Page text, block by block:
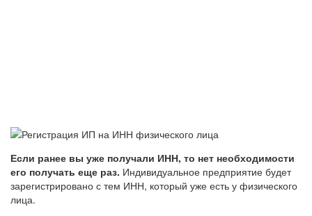
Если ранее вы уже получали ИНН, то нет необходимости
его получать еще раз. Индивидуальное предприятие будет
зарегистрировано с тем ИНН, который уже есть у физического
лица.